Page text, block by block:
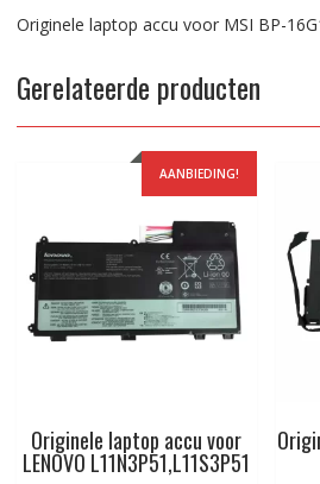
Originele laptop accu voor MSI BP-
Gerelateerde producten
AANBIEDING!
Originele laptop accu voor
LENOVO L11N3P51,L11S3P51